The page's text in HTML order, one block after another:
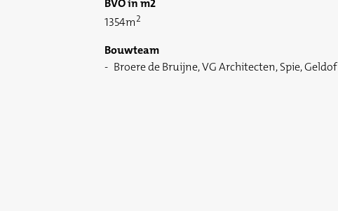
BVO in m2
1354m2
Bouwteam
Broere de Bruijne, VG Architecten, Spie, Geldof